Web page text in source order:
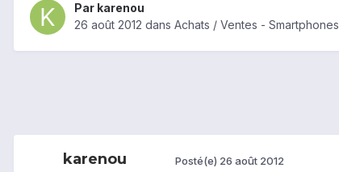
Par karenou
26 août 2012 dans Achats / Ventes - Smartphones
karenou Posté(e) 26 août 2012